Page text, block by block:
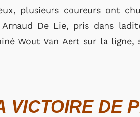
plusieurs coureurs ont
De Lie, pris dans
Wout Van Aert sur la ligne,
VICTOIRE DE